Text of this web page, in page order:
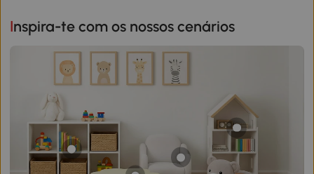
Inspira-te com os nossos cenários